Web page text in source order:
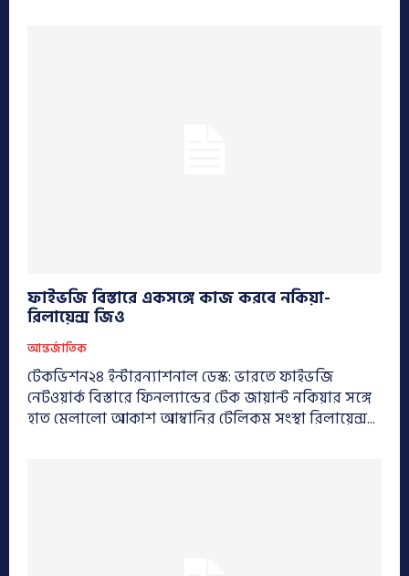
ফাইভজি বিস্তারে একসঙ্গে কাজ করবে নকিয়া-
রিলায়েন্স জিও
আন্তর্জাতিক
টেকভিশন২৪ ইন্টারন্যাশনাল ডেস্ক: ভারতে ফাইভজি
নেটওয়ার্ক বিস্তারে ফিনল্যান্ডের টেক জায়ান্ট নকিয়ার সঙ্গে
হাত মেলালো আকাশ আম্বানির টেলিকম সংস্থা রিলায়েন্স...